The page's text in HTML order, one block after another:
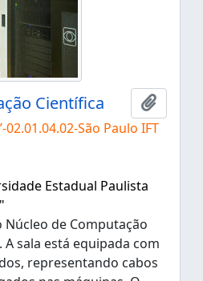
Científica
02.01.04.02-São Paulo IFT
Estadual Paulista
de Computação
A sala está equipada com
representando cabos